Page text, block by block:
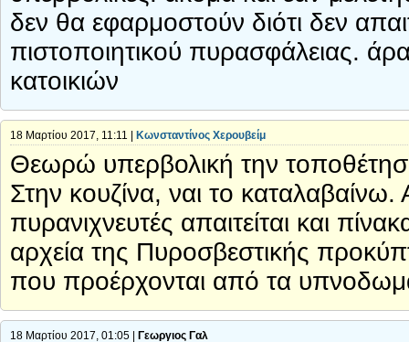
δεν θα εφαρμοστούν διότι δεν
πιστοποιητικού πυρασφάλειας.
κατοικιών
18 Μαρτίου 2017, 11:11 | Κωνσταντίνος Χερουβείμ
Θεωρώ υπερβολική την
Στην κουζίνα, ναι το
πυρανιχνευτές απαιτείται και
αρχεία της Πυροσβεστικής
που προέρχονται από τα
18 Μαρτίου 2017, 01:05 | Γεωργιος Γαλ